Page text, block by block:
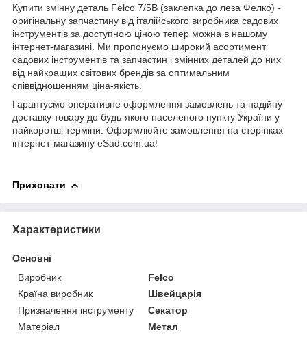
Купити змінну деталь Felco 7/5B (заклепка до леза Фелко) -
оригінальну запчастину від італійського виробника садових
інструментів за доступною ціною тепер можна в нашому
інтернет-магазині. Ми пропонуємо широкий асортимент
садових інструментів та запчастин і змінних деталей до них
від найкращих світових брендів за оптимальним
співвідношенням ціна-якість.
Гарантуємо оперативне оформлення замовлень та надійну
доставку товару до будь-якого населеного пункту України у
найкоротші терміни. Оформлюйте замовлення на сторінках
інтернет-магазину eSad.com.ua!
Приховати
Характеристики
Основні
Виробник
Felco
Країна виробник
Швейцарія
Призначення інструменту
Секатор
Матеріал
Метал